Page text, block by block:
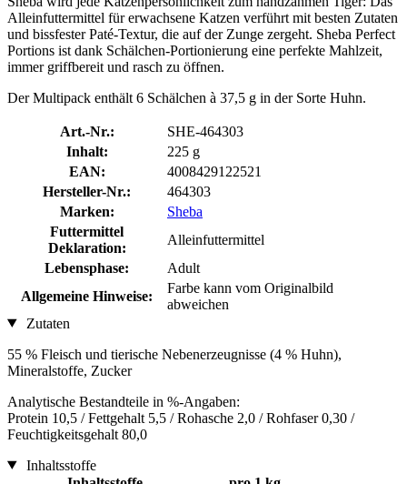
Alleinfuttermittel für erwachsene Katzen verführt mit besten Zutaten
und bissfester Paté-Textur, die auf der Zunge zergeht. Sheba Perfect
Portions ist dank Schälchen-Portionierung eine perfekte Mahlzeit,
immer griffbereit und rasch zu öffnen.
Der Multipack enthält 6 Schälchen à 37,5 g in der Sorte Huhn.
Art.-Nr.:
SHE-464303
Inhalt:
225 g
EAN:
4008429122521
Hersteller-Nr.:
464303
Marken:
Sheba
Futtermittel
Deklaration:
Alleinfuttermittel
Lebensphase:
Adult
Allgemeine Hinweise:
Farbe kann vom Originalbild
abweichen
Zutaten
55 % Fleisch und tierische Nebenerzeugnisse (4 % Huhn),
Mineralstoffe, Zucker
Analytische Bestandteile in %-Angaben:
Protein 10,5 / Fettgehalt 5,5 / Rohasche 2,0 / Rohfaser 0,30 /
Feuchtigkeitsgehalt 80,0
Inhaltsstoffe